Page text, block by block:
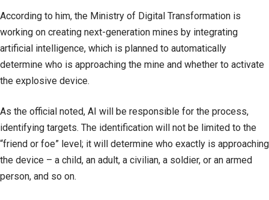
According to him, the Ministry of Digital Transformation is
working on creating next-generation mines by integrating
artificial intelligence, which is planned to automatically
determine who is approaching the mine and whether to activate
the explosive device.
As the official noted, AI will be responsible for the process,
identifying targets. The identification will not be limited to the
“friend or foe” level; it will determine who exactly is approaching
the device – a child, an adult, a civilian, a soldier, or an armed
person, and so on.